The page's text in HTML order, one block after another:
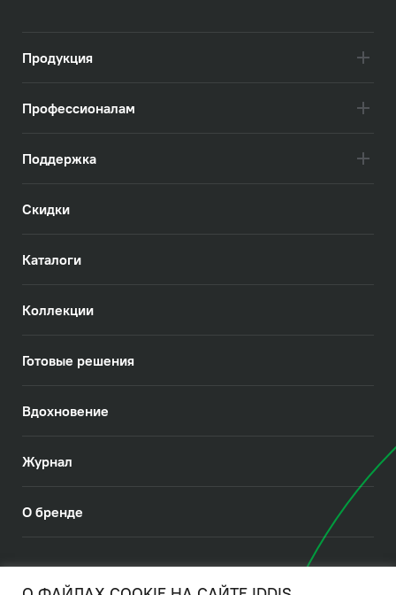
Продукция
Профессионалам
Поддержка
Скидки
Каталоги
Коллекции
Готовые решения
Вдохновение
Журнал
О бренде